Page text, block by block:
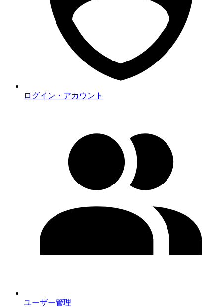
ログイン・アカウント
ユーザー管理